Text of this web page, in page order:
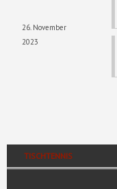
26. November
2023
TISCHTENNIS